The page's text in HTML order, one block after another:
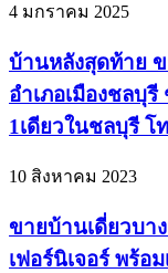
4 มกราคม 2025
บ้านหลังสุดท้าย
อำเภอเมืองชลบุ
1เดียวในชลบุรี โ
10 สิงหาคม 2023
ขายบ้านเดี่ยวบา
เฟอร์นิเจอร์ พร้อ